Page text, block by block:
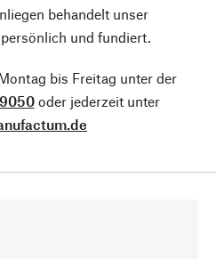
behandelt unser
und fundiert.
bis Freitag unter der
oder jederzeit unter